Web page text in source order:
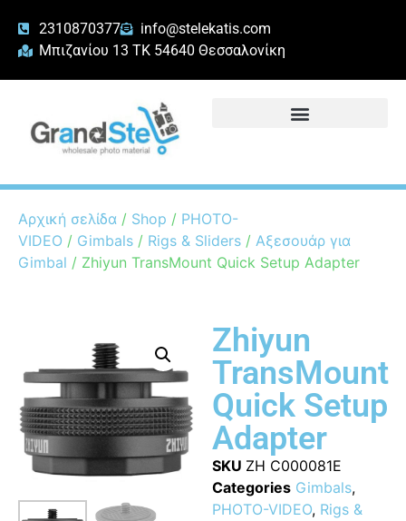
2310870377
info@stelekatis.com
Μπιζανίου 13 ΤΚ 54640 Θεσσαλονίκη
Αρχική σελίδα / Shop / PHOTO-
VIDEO / Gimbals / Rigs & Sliders / Αξεσουάρ για
Gimbal / Zhiyun TransMount Quick Setup Adapter
Zhiyun
TransMount
Quick Setup
Adapter
SKU ZH C000081E
Categories Gimbals,
PHOTO-VIDEO, Rigs &